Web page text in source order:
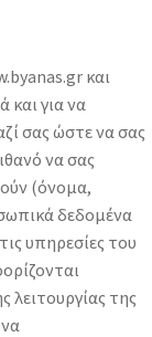
και
και για να
σας ώστε να σας
να σας
(όνομα,
δεδομένα
υπηρεσίες του
λειτουργίας της